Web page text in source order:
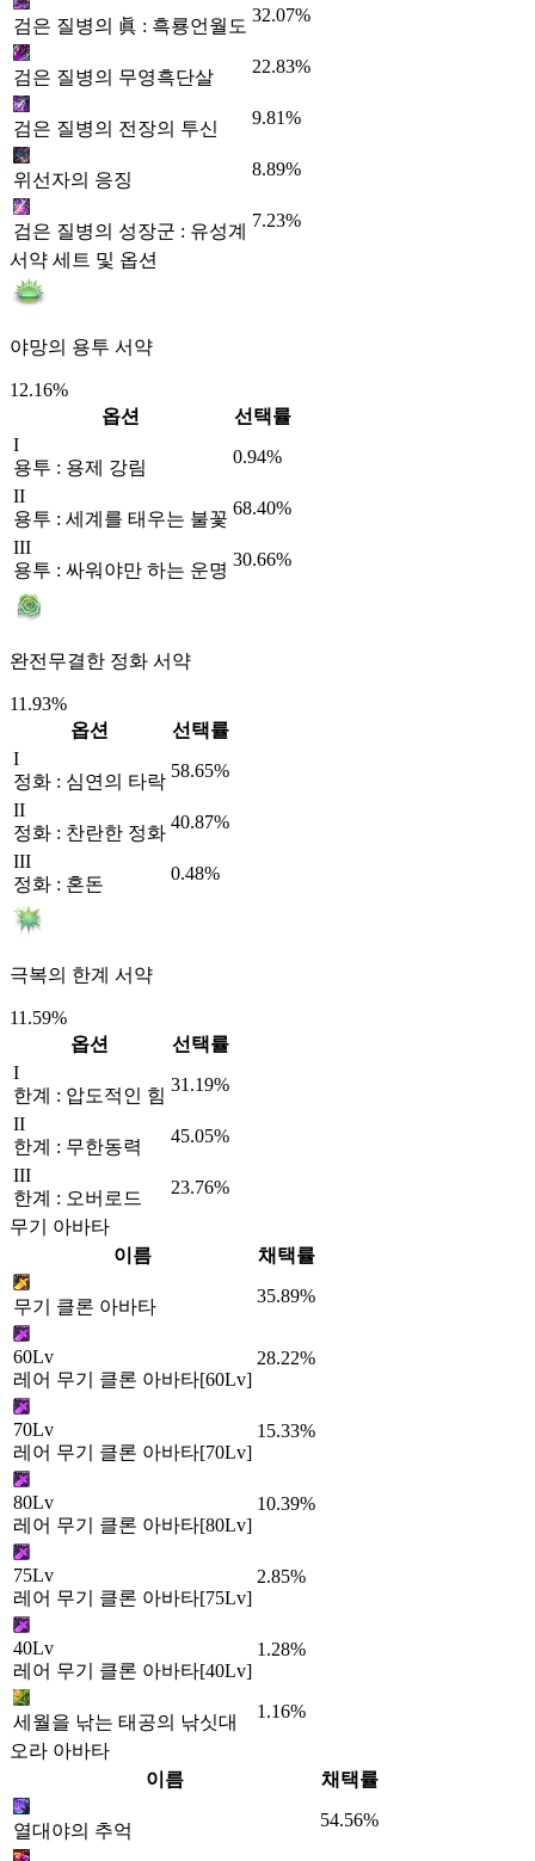
검은 질병의 眞 : 흑룡언월도
32.07%
검은 질병의 무영흑단살
22.83%
검은 질병의 전장의 투신
9.81%
위선자의 응징
8.89%
검은 질병의 성장군 : 유성계
7.23%
서약 세트 및 옵션
야망의 용투 서약
12.16%
옵션
선택률
I
용투 : 용제 강림
0.94%
II
용투 : 세계를 태우는 불꽃
68.40%
III
용투 : 싸워야만 하는 운명
30.66%
완전무결한 정화 서약
11.93%
옵션
선택률
I
정화 : 심연의 타락
58.65%
II
정화 : 찬란한 정화
40.87%
III
정화 : 혼돈
0.48%
극복의 한계 서약
11.59%
옵션
선택률
I
한계 : 압도적인 힘
31.19%
II
한계 : 무한동력
45.05%
III
한계 : 오버로드
23.76%
무기 아바타
이름
채택률
무기 클론 아바타
35.89%
60Lv
레어 무기 클론 아바타[60Lv]
28.22%
70Lv
레어 무기 클론 아바타[70Lv]
15.33%
80Lv
레어 무기 클론 아바타[80Lv]
10.39%
75Lv
레어 무기 클론 아바타[75Lv]
2.85%
40Lv
레어 무기 클론 아바타[40Lv]
1.28%
세월을 낚는 태공의 낚싯대
1.16%
오라 아바타
이름
채택률
열대야의 추억
54.56%